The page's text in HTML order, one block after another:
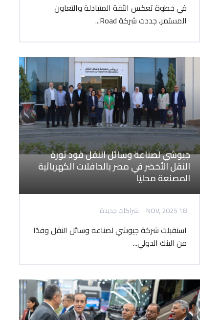
في خطوة تعكس الثقة المتبادلة والتعاون
المستمر، جددت شركة Road...
جيوشي لصناعة وسائل النقل قود ثورة
النقل الأخضر في مصر بالحافلات الكهربائية
المصنعة محليًا
18 NOV, 2025 شراكات جديدة
استقبلت شركة جيوشي لصناعة وسائل النقل وفدًا
من البنك الدولي...